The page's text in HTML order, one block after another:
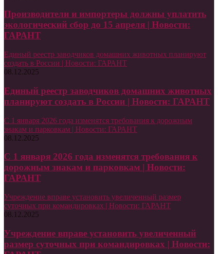
Производители и импортеры должны уплатить
экологический сбор до 15 апреля | Новости:
ГАРАНТ
Единый реестр заводчиков домашних животных планируют
создать в России | Новости: ГАРАНТ
08.12.2025
Единый реестр заводчиков домашних животных
планируют создать в России | Новости: ГАРАНТ
С 1 января 2026 года изменятся требования к дорожным
знакам и парковкам | Новости: ГАРАНТ
08.12.2025
С 1 января 2026 года изменятся требования к
дорожным знакам и парковкам | Новости:
ГАРАНТ
Учреждение вправе установить увеличенный размер
суточных при командировках | Новости: ГАРАНТ
08.12.2025
Учреждение вправе установить увеличенный
размер суточных при командировках | Новости: